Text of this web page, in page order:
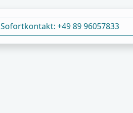
Sofortkontakt: +49 89 96057833